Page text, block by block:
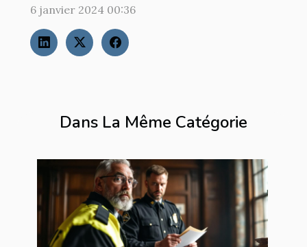
Dans La Même Catégorie
6 janvier 2024 00:36